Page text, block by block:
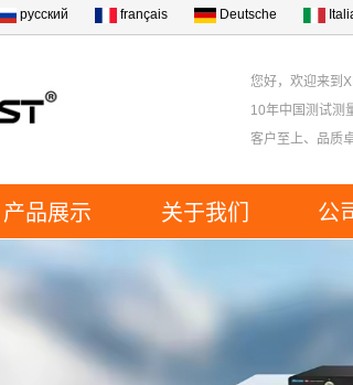
русский français Deutsche
您好，欢迎来到
10年中国测试测
客户至上、品质
产品展示 关于我们 公